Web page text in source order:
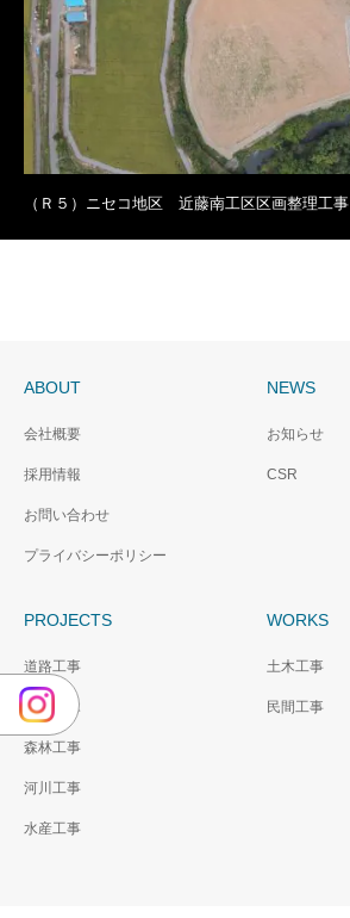
（Ｒ５）ニセコ地区 近藤南工区区画整理工事
ABOUT
会社概要
採用情報
お問い合わせ
プライバシーポリシー
NEWS
お知らせ
CSR
PROJECTS
道路工事
農業土木
森林工事
河川工事
水産工事
WORKS
土木工事
民間工事